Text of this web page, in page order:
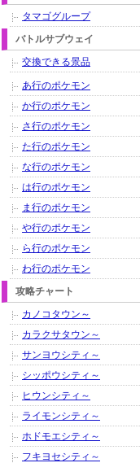
タマゴグループ
バトルサブウェイ
交換できる景品
あ行のポケモン
か行のポケモン
さ行のポケモン
た行のポケモン
な行のポケモン
は行のポケモン
ま行のポケモン
や行のポケモン
ら行のポケモン
わ行のポケモン
攻略チャート
カノコタウン～
カラクサタウン～
サンヨウシティ～
シッポウシティ～
ヒウンシティ～
ライモンシティ～
ホドモエシティ～
フキヨセシティ～